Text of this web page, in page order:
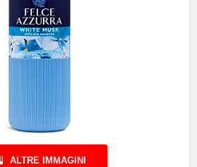
ALTRE IMMAGINI